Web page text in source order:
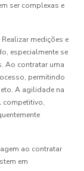
ser complexas e
medições e
especialmente se
Ao contratar uma
permitindo
A agilidade na
competitivo,
ao contratar
em